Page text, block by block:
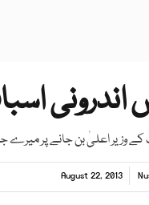
کے وزیر اعلیٰ بن جانے پر
August 22, 2013